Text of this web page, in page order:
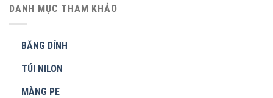
DANH MỤC THAM KHẢO
BĂNG DÍNH
TÚI NILON
MÀNG PE